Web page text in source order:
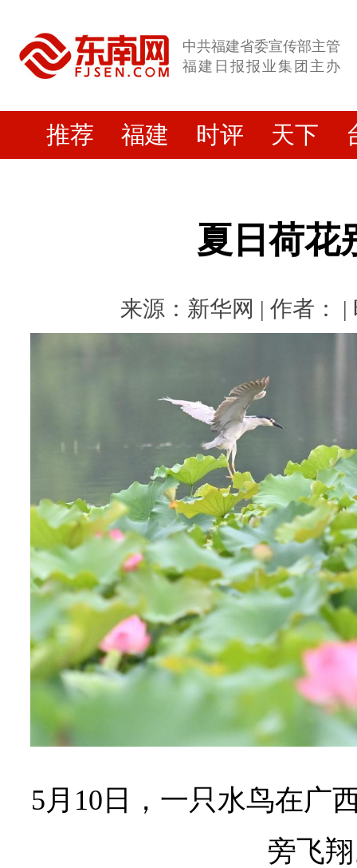
中共福建省委宣传部主管
福建日报报业集团主办
推荐 福建 时评 天下
夏日荷花
来源：新华网 | 作者： |
5月10日，一只水鸟在广
旁飞